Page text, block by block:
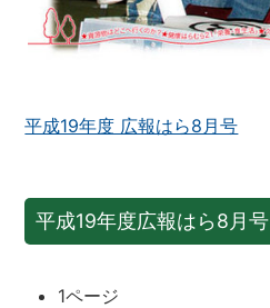
平成19年度 広報はら8月号
平成19年度広報はら8月号
1ページ